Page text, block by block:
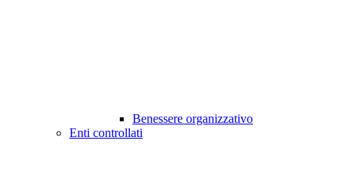
Benessere organizzativo
Enti controllati